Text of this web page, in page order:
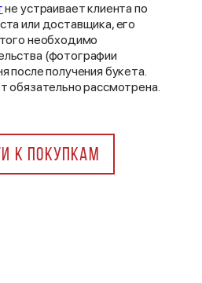
не устраивает клиента по
или доставщика, его
необходимо
(фотографии
после получения букета.
обязательно рассмотрена.
К ПОКУПКАМ